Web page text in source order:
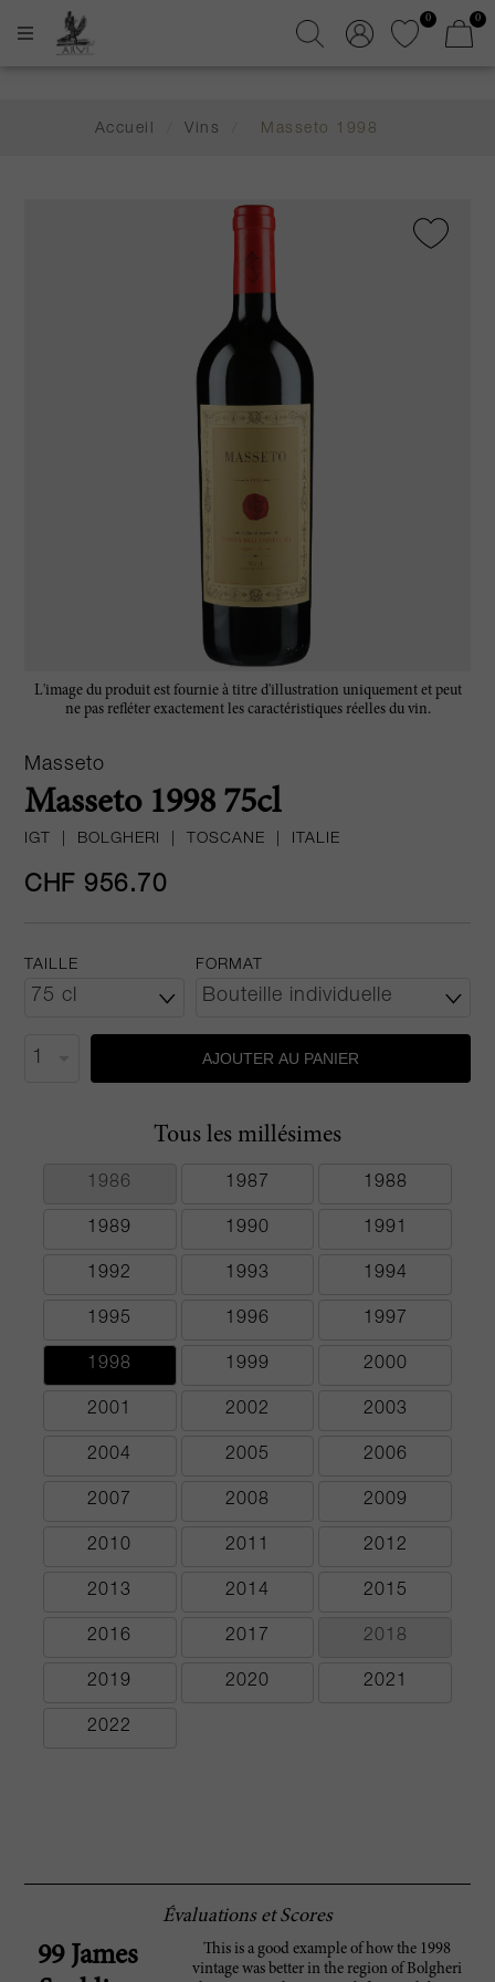
0 0
Accueil Vins Masseto 1998
L'image du produit est fournie à titre d'illustration uniquement et peut
ne pas refléter exactement les caractéristiques réelles du vin.
Masseto
Masseto 1998 75cl
IGT BOLGHERI TOSCANE ITALIE
CHF 956.70
TAILLE FORMAT
AJOUTER AU PANIER
Tous les millésimes
1986 1987 1988
1989 1990 1991
1992 1993 1994
1995 1996 1997
1998 1999 2000
2001 2002 2003
2004 2005 2006
2007 2008 2009
2010 2011 2012
2013 2014 2015
2016 2017 2018
2019 2020 2021
2022
Évaluations et Scores
99 James
This is a good example of how the 1998
vintage was better in the region of Bolgheri